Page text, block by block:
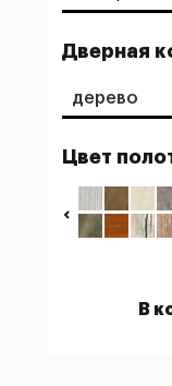
Дверная
дерево
Цвет
В